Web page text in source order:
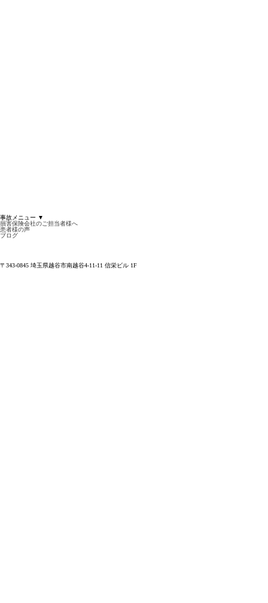
事故メニュー ▼
損害保険会社のご担当者様へ
患者様の声
ブログ
〒343-0845 埼玉県越谷市南越谷4-11-11 信栄ビル 1F